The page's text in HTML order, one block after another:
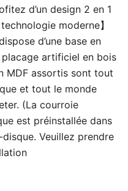
d’un design 2 en 1
moderne】
d’une base en
placage artificiel en bois
MDF assortis sont tout
et tout le monde
(La courroie
est préinstallée dans
Veuillez prendre